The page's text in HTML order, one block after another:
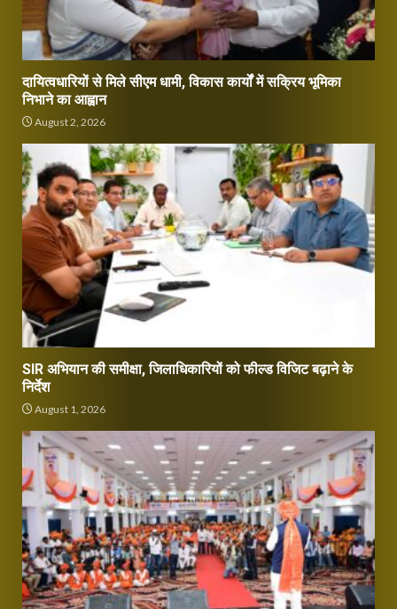
दायित्वधारियों से मिले सीएम धामी, विकास कार्यों में सक्रिय भूमिका
निभाने का आह्वान
August 2, 2026
SIR अभियान की समीक्षा, जिलाधिकारियों को फील्ड विजिट बढ़ाने के
निर्देश
August 1, 2026